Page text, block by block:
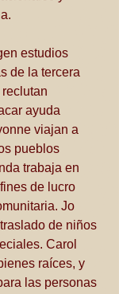
estudios
de la tercera
ayuda
viajan a
pueblos
trabaja en
de lucro
Jo
de niños
Carol
raíces, y
las personas